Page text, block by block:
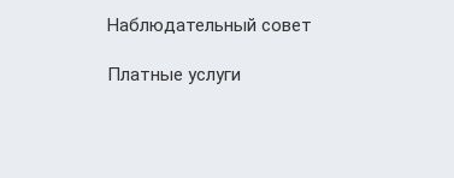
Наблюдательный совет
Платные услуги